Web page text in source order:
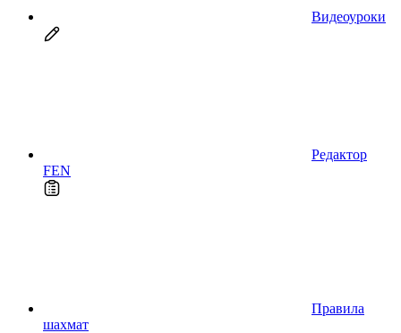
Видеоуроки
Редактор
FEN
Правила
шахмат